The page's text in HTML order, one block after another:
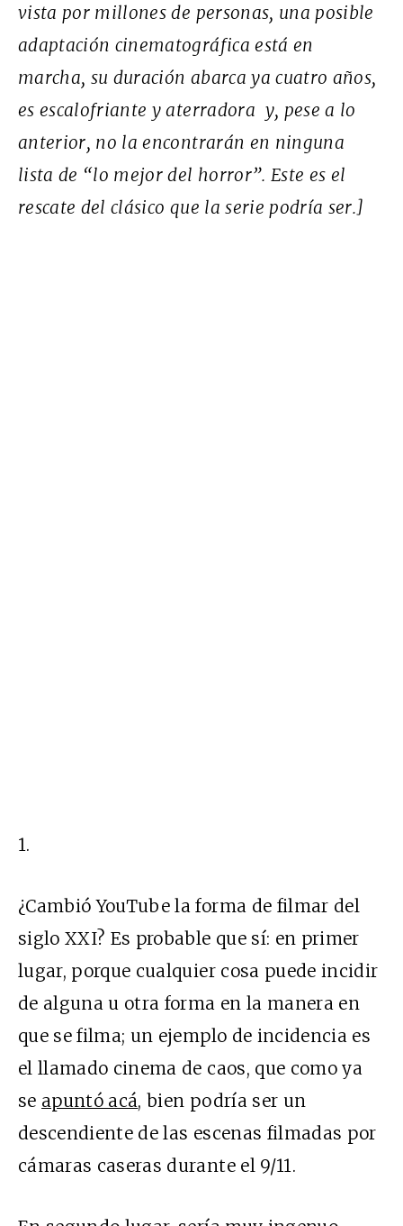
vista por millones de personas, una posible
adaptación cinematográfica está en
marcha, su duración abarca ya cuatro años,
es escalofriante y aterradora y, pese a lo
anterior, no la encontrarán en ninguna
lista de “lo mejor del horror”. Este es el
rescate del clásico que la serie podría ser.]
1.
¿Cambió YouTube la forma de filmar del
siglo XXI? Es probable que sí: en primer
lugar, porque cualquier cosa puede incidir
de alguna u otra forma en la manera en
que se filma; un ejemplo de incidencia es
el llamado cinema de caos, que como ya
se apuntó acá, bien podría ser un
descendiente de las escenas filmadas por
cámaras caseras durante el 9/11.